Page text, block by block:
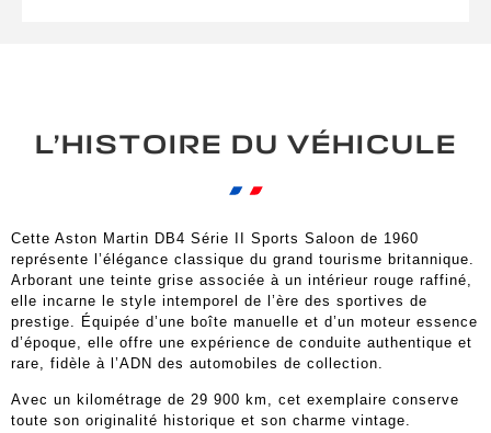
L’HISTOIRE DU VÉHICULE
Cette Aston Martin DB4 Série II Sports Saloon de 1960
représente l’élégance classique du grand tourisme britannique.
Arborant une teinte grise associée à un intérieur rouge raffiné,
elle incarne le style intemporel de l’ère des sportives de
prestige. Équipée d’une boîte manuelle et d’un moteur essence
d’époque, elle offre une expérience de conduite authentique et
rare, fidèle à l’ADN des automobiles de collection.
Avec un kilométrage de 29 900 km, cet exemplaire conserve
toute son originalité historique et son charme vintage.